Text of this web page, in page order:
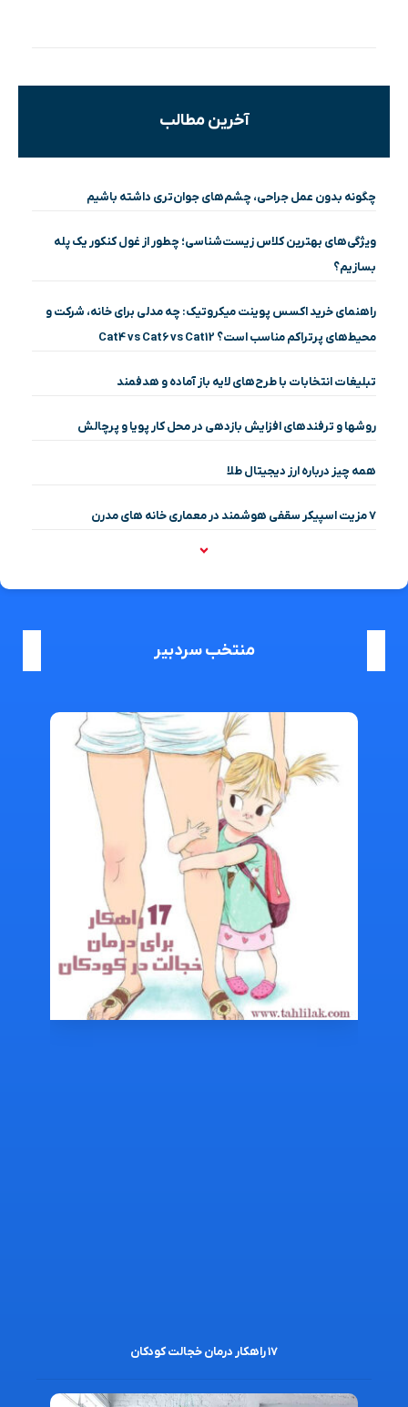
آخرین مطالب
چگونه بدون عمل جراحی، چشم‌های جوان‌تری داشته باشیم
ویژگی‌های بهترین کلاس زیست‌شناسی؛ چطور از غول کنکور یک پله
بسازیم؟
راهنمای خرید اکسس پوینت میکروتیک: چه مدلی برای خانه، شرکت و
محیط‌های پرتراکم مناسب است؟ Cat4 vs Cat6 vs Cat12
تبلیغات انتخابات با طرح‌های لایه باز آماده و هدفمند
روشها و ترفندهای افزایش بازدهی در محل کار پویا و پرچالش
همه چیز درباره ارز دیجیتال طلا
۷ مزیت اسپیکر سقفی هوشمند در معماری خانه‌ های مدرن
منتخب سردبیر
۱۷ راهکار درمان خجالت کودکان